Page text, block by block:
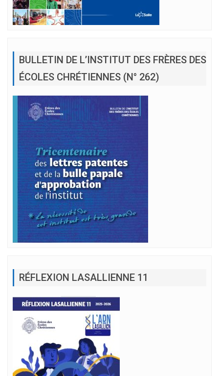
BULLETIN DE L’INSTITUT DES FRÈRES DES
ÉCOLES CHRÉTIENNES (N° 262)
RÉFLEXION LASALLIENNE 11